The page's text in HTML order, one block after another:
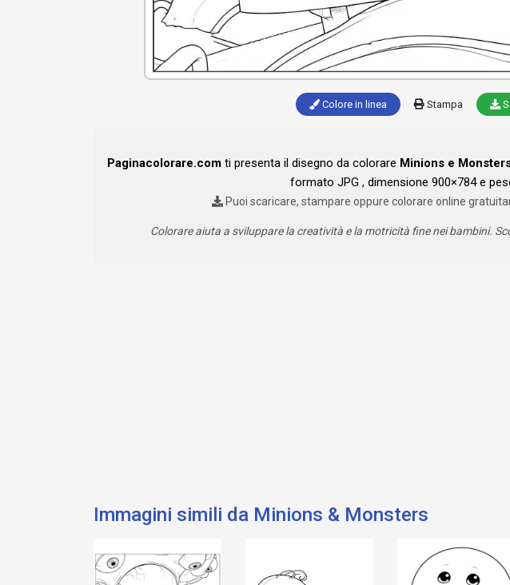
Colore in linea Stampa
Paginacolorare.comti presenta il disegno da colorare Minions e
formato JPG , dimensione 900×784 e
Puoi scaricare, stampare oppure colorare online
Colorare aiuta a sviluppare la creatività e la motricità fine nei bambini.
Immagini simili da Minions & Monsters